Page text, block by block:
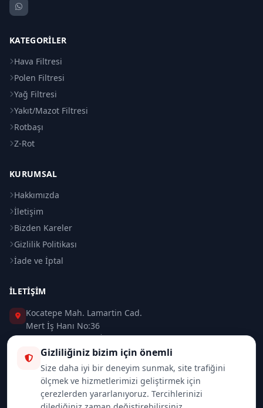
KATEGORILER
Hava Filtresi
Polen Filtresi
Yağ Filtresi
Yakıt/Mazot Filtresi
Rotbaşı
Z-Rot
KURUMSAL
Hakkımızda
İletişim
Bizden Kareler
Gizlilik Politikası
İade ve İptal
İLETIŞIM
Kocatepe Mah. Lamartin Cad.
Mert İş Hanı No:36
Taksim / Beyoğlu / İSTANBUL
0 (212) 235 37 83
0 (532) 418 08 46
Gizliliğiniz bizim için önemli
Size daha iyi bir deneyim sunmak, site trafiğini
ölçmek ve hizmetlerimizi geliştirmek için
çerezlerden yararlanıyoruz. Tercihlerinizi